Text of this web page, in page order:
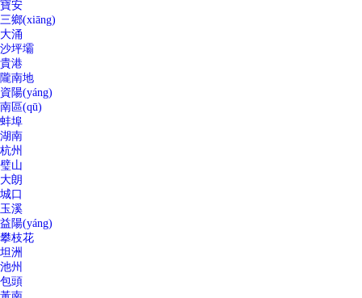
寶安
三鄉(xiāng)
大涌
沙坪壩
貴港
隴南地
資陽(yáng)
南區(qū)
蚌埠
湖南
杭州
璧山
大朗
城口
玉溪
益陽(yáng)
攀枝花
坦洲
池州
包頭